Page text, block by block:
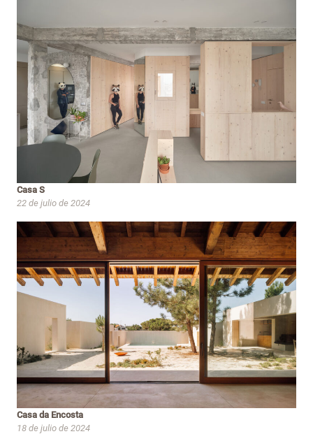
Casa S
22 de julio de 2024
Casa da Encosta
18 de julio de 2024